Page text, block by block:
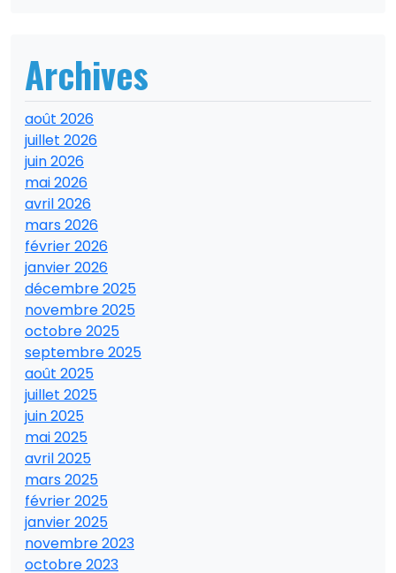
Archives
août 2026
juillet 2026
juin 2026
mai 2026
avril 2026
mars 2026
février 2026
janvier 2026
décembre 2025
novembre 2025
octobre 2025
septembre 2025
août 2025
juillet 2025
juin 2025
mai 2025
avril 2025
mars 2025
février 2025
janvier 2025
novembre 2023
octobre 2023